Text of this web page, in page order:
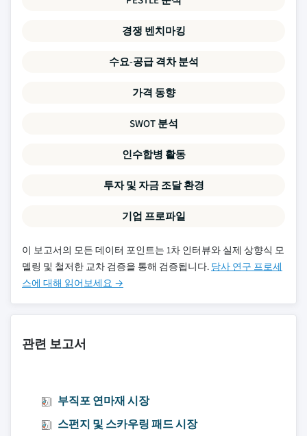
경쟁 벤치마킹
수요-공급 격차 분석
가격 동향
SWOT 분석
인수합병 활동
투자 및 자금 조달 환경
기업 프로파일
이 보고서의 모든 데이터 포인트는 1차 인터뷰와 실제 상향식 모
델링 및 철저한 교차 검증을 통해 검증됩니다. 당사 연구 프로세
스에 대해 읽어보세요 →
관련 보고서
부직포 연마재 시장
스펀지 및 스카우링 패드 시장